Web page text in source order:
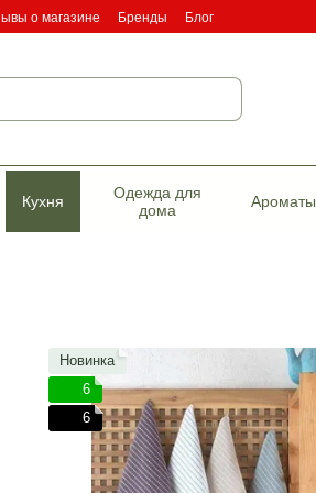
о магазине Бренды
Блог
Кухня
Одежда для
дома
Ароматы
Новинка
6
6